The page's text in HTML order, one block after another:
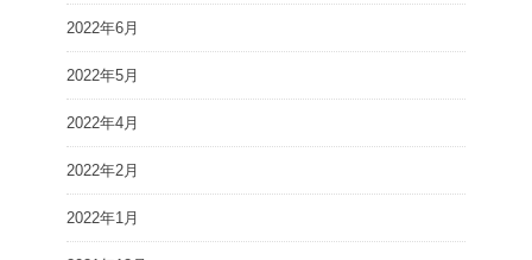
2022年6月
2022年5月
2022年4月
2022年2月
2022年1月